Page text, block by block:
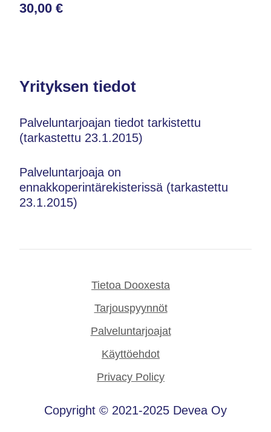
30,00 €
Yrityksen tiedot
Palveluntarjoajan tiedot tarkistettu
(tarkastettu 23.1.2015)
Palveluntarjoaja on
ennakkoperintärekisterissä (tarkastettu
23.1.2015)
Tietoa Dooxesta
Tarjouspyynnöt
Palveluntarjoajat
Käyttöehdot
Privacy Policy
Copyright © 2021-2025 Devea Oy